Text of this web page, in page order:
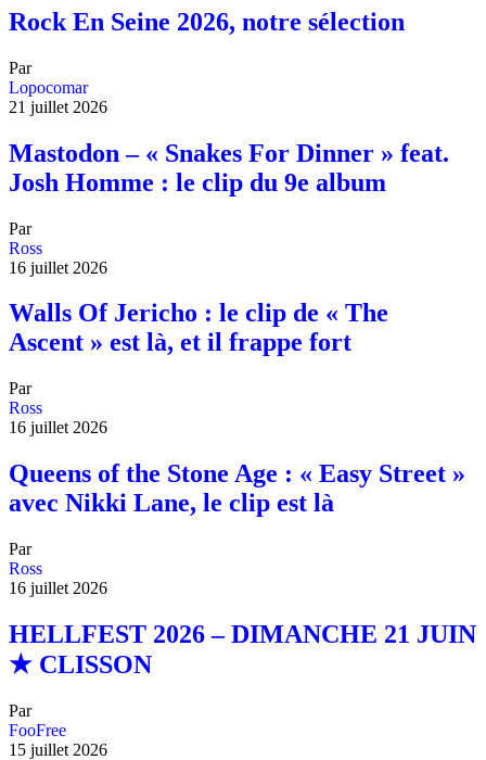
Rock En Seine 2026, notre sélection
Par
Lopocomar
21 juillet 2026
Mastodon – « Snakes For Dinner » feat.
Josh Homme : le clip du 9e album
Par
Ross
16 juillet 2026
Walls Of Jericho : le clip de « The
Ascent » est là, et il frappe fort
Par
Ross
16 juillet 2026
Queens of the Stone Age : « Easy Street »
avec Nikki Lane, le clip est là
Par
Ross
16 juillet 2026
HELLFEST 2026 – DIMANCHE 21 JUIN
★ CLISSON
Par
FooFree
15 juillet 2026